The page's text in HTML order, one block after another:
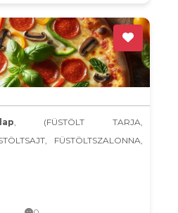
, (FÜSTÖLT TARJA,
FÜSTÖLTSZALONNA,